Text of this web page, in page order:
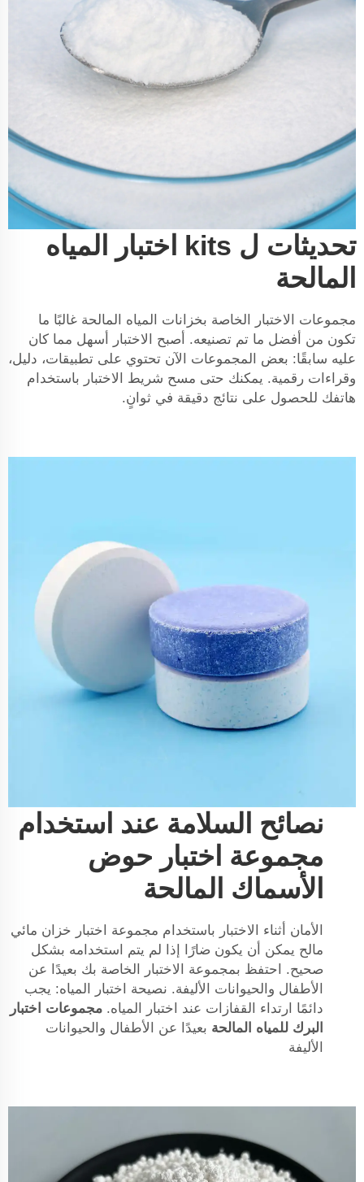
تحديثات ل kits اختبار المياه
المالحة
مجموعات الاختبار الخاصة بخزانات المياه المالحة غالبًا ما
تكون من أفضل ما تم تصنيعه. أصبح الاختبار أسهل مما كان
عليه سابقًا: بعض المجموعات الآن تحتوي على تطبيقات، دليل،
وقراءات رقمية. يمكنك حتى مسح شريط الاختبار باستخدام
هاتفك للحصول على نتائج دقيقة في ثوانٍ.
نصائح السلامة عند استخدام
مجموعة اختبار حوض
الأسماك المالحة
الأمان أثناء الاختبار باستخدام مجموعة اختبار خزان مائي
مالح يمكن أن يكون ضارًا إذا لم يتم استخدامه بشكل
صحيح. احتفظ بمجموعة الاختبار الخاصة بك بعيدًا عن
الأطفال والحيوانات الأليفة. نصيحة اختبار المياه: يجب
دائمًا ارتداء القفازات عند اختبار المياه. مجموعات اختبار
البرك للمياه المالحة بعيدًا عن الأطفال والحيوانات
الأليفة